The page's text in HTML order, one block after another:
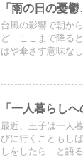
「雨の日の憂鬱
台風の影響で朝か
ど…ここまで降る
はや傘さす意味な
「一人暮らし
最近、王子は一人
びに行くこともし
しをしたら…と語る